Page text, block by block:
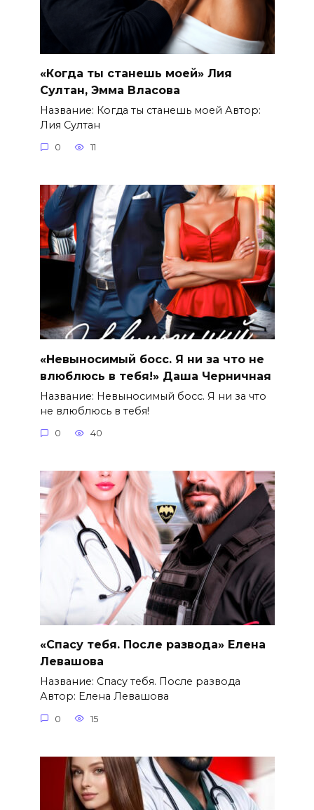
«Когда ты станешь моей» Лия
Султан, Эмма Власова
Название: Когда ты станешь моей Автор:
Лия Султан
0 11
«Невыносимый босс. Я ни за что не
влюблюсь в тебя!» Даша Черничная
Название: Невыносимый босс. Я ни за что
не влюблюсь в тебя!
0 40
«Спасу тебя. После развода» Елена
Левашова
Название: Спасу тебя. После развода
Автор: Елена Левашова
0 15